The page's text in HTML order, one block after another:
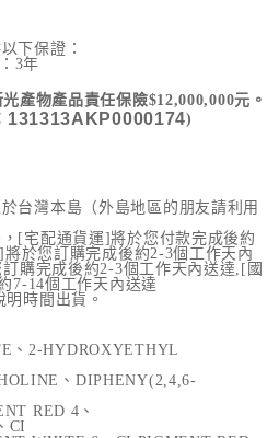
下保證：
3年
產物產品責任保險$12,000,000元。
131313AKP0000174)
台灣本島（外島地區的朋友請利用
[宅配通貨運]將於您付款完成後約
於您訂購完成後約2-3個工作天內
購完成後約2-3個工作天內送達,[國
7-14個工作天內送達
時間出貨。
、2-HYDROXYETHYL
、DIPHENY(2,4,6-
RED 4、
CI